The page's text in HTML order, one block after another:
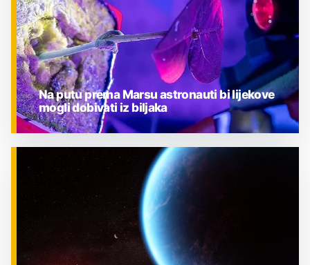
Na putu prema Marsu astronauti bi lijekove
mogli dobivati iz biljaka